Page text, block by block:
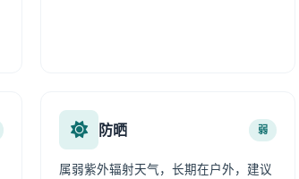
防晒 弱
属弱紫外辐射天气，长期在户外，建议